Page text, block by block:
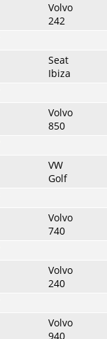
Volvo
242
Seat
Ibiza
Volvo
850
VW
Golf
Volvo
740
Volvo
240
Volvo
940